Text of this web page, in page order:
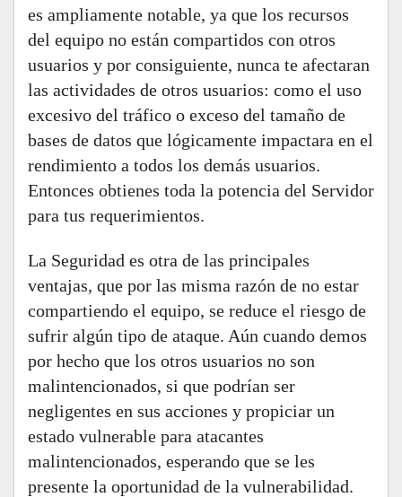
es ampliamente notable, ya que los recursos
del equipo no están compartidos con otros
usuarios y por consiguiente, nunca te afectaran
las actividades de otros usuarios: como el uso
excesivo del tráfico o exceso del tamaño de
bases de datos que lógicamente impactara en el
rendimiento a todos los demás usuarios.
Entonces obtienes toda la potencia del Servidor
para tus requerimientos.
La Seguridad es otra de las principales
ventajas, que por las misma razón de no estar
compartiendo el equipo, se reduce el riesgo de
sufrir algún tipo de ataque. Aún cuando demos
por hecho que los otros usuarios no son
malintencionados, si que podrían ser
negligentes en sus acciones y propiciar un
estado vulnerable para atacantes
malintencionados, esperando que se les
presente la oportunidad de la vulnerabilidad.